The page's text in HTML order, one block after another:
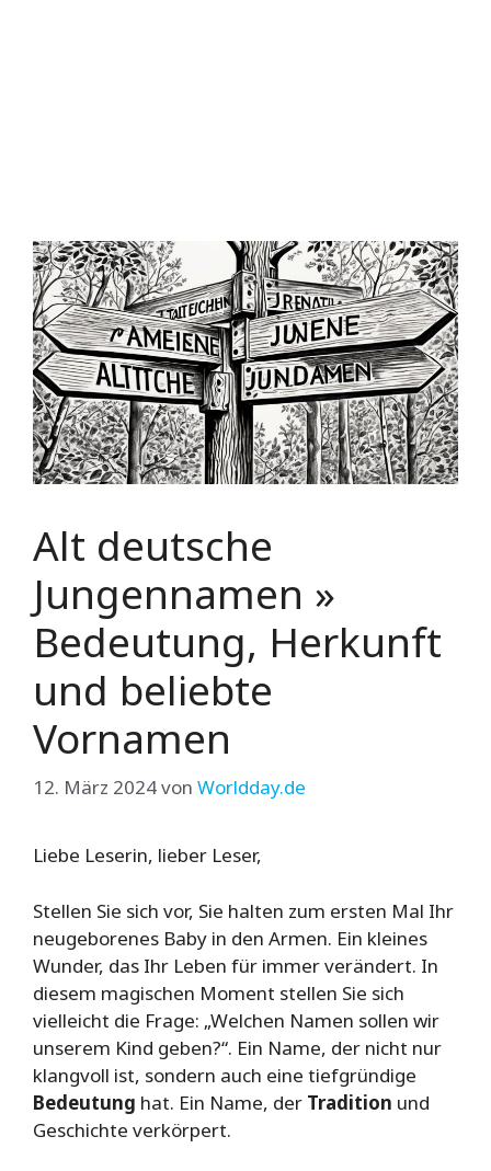
Alt deutsche
Jungennamen »
Bedeutung, Herkunft
und beliebte
Vornamen
12. März 2024von Worldday.de
Liebe Leserin, lieber Leser,
Stellen Sie sich vor, Sie halten zum ersten Mal Ihr
neugeborenes Baby in den Armen. Ein kleines
Wunder, das Ihr Leben für immer verändert. In
diesem magischen Moment stellen Sie sich
vielleicht die Frage: „Welchen Namen sollen wir
unserem Kind geben?“. Ein Name, der nicht nur
klangvoll ist, sondern auch eine tiefgründige
Bedeutung hat. Ein Name, der Tradition und
Geschichte verkörpert.